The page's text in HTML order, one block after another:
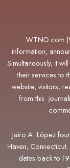
WTNO.com
information,
Simultaneously, it
their services to
website, visitors,
from this
Jairo A. López
Haven,
dates back to